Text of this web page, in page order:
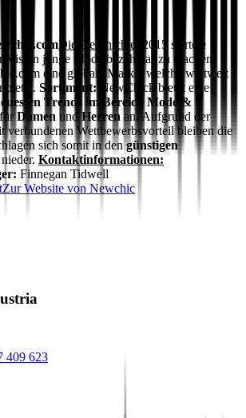
Die Geschichte:
2015 startete
junge Mode bezahlbar zu machen.
eine globale Marke, welche weltweit
Sortiment: NewChick bietet eine
Trends im Bereich Mode &
Damen undHerren an. Aufgrund der
verbundenen Wettbewerbsvorteil bleiben die
sich somit in dengünstigen
nieder. Kontaktinformationen:
Finnegan Tidwell
Zur Website von Newchic
409 623